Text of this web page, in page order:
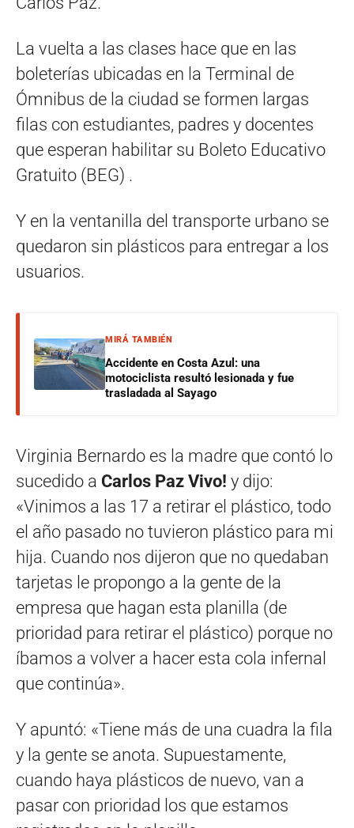
La vuelta a las clases hace que en las
boleterías ubicadas en la Terminal de
Ómnibus de la ciudad se formen largas
filas con estudiantes, padres y docentes
que esperan habilitar su Boleto Educativo
Gratuito (BEG) .
Y en la ventanilla del transporte urbano se
quedaron sin plásticos para entregar a los
usuarios.
MIRÁ TAMBIÉN
Accidente en Costa Azul: una
motociclista resultó lesionada y fue
trasladada al Sayago
Virginia Bernardo es la madre que contó lo
sucedido a Carlos Paz Vivo! y dijo:
«Vinimos a las 17 a retirar el plástico, todo
el año pasado no tuvieron plástico para mi
hija. Cuando nos dijeron que no quedaban
tarjetas le propongo a la gente de la
empresa que hagan esta planilla (de
prioridad para retirar el plástico) porque no
íbamos a volver a hacer esta cola infernal
que continúa».
Y apuntó: «Tiene más de una cuadra la fila
y la gente se anota. Supuestamente,
cuando haya plásticos de nuevo, van a
pasar con prioridad los que estamos